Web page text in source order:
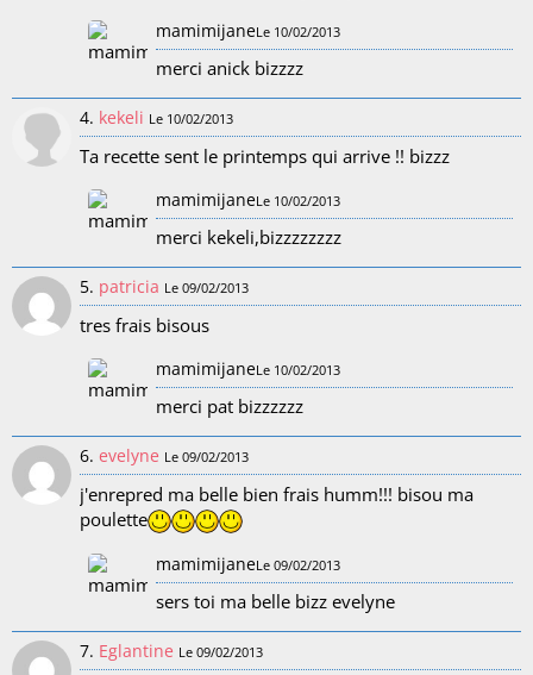
mamimijaneLe 10/02/2013
merci anick bizzzz
4. kekeli Le 10/02/2013
Ta recette sent le printemps qui arrive !! bizzz
mamimijaneLe 10/02/2013
merci kekeli,bizzzzzzzz
5. patricia Le 09/02/2013
tres frais bisous
mamimijaneLe 10/02/2013
merci pat bizzzzzz
6. evelyne Le 09/02/2013
j'enrepred ma belle bien frais humm!!! bisou ma
poulette
mamimijaneLe 09/02/2013
sers toi ma belle bizz evelyne
7. Eglantine Le 09/02/2013